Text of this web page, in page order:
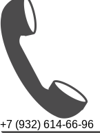
+7 (932) 614-66-96